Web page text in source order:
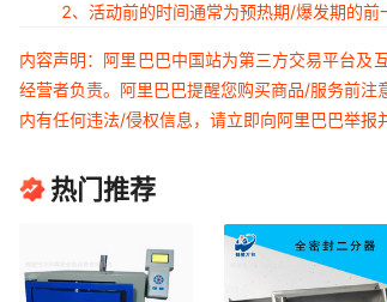
2、活动前的时间通常为预热期/爆发期的前
内容声明：阿里巴巴中国站为第三方交易平台及
经营者负责。阿里巴巴提醒您购买商品/服务前
内有任何违法/侵权信息，请立即向阿里巴巴举报
热门推荐